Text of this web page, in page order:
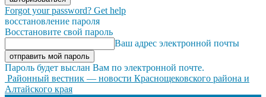
Forgot your password? Get help
восстановление пароля
Восстановите свой пароль
Ваш адрес электронной почты
Пароль будет выслан Вам по электронной почте.
Районный вестник — новости Краснощековского района и
Алтайского края